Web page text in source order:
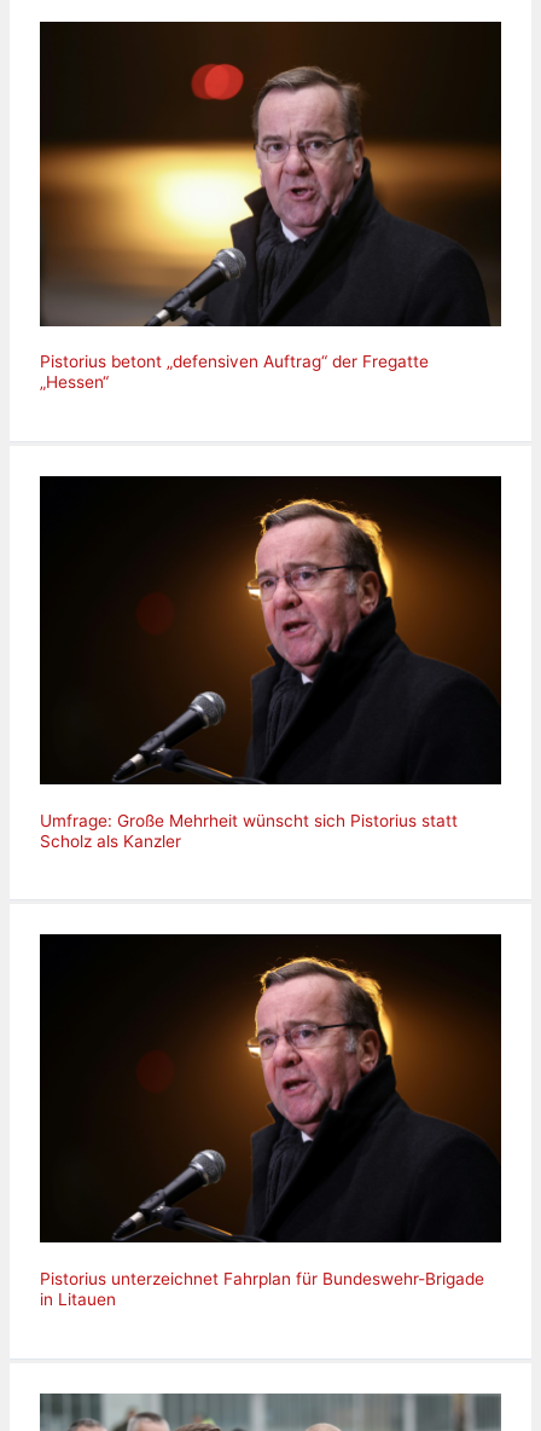
Pistorius betont „defensiven Auftrag“ der Fregatte
„Hessen“
Umfrage: Große Mehrheit wünscht sich Pistorius statt
Scholz als Kanzler
Pistorius unterzeichnet Fahrplan für Bundeswehr-Brigade
in Litauen